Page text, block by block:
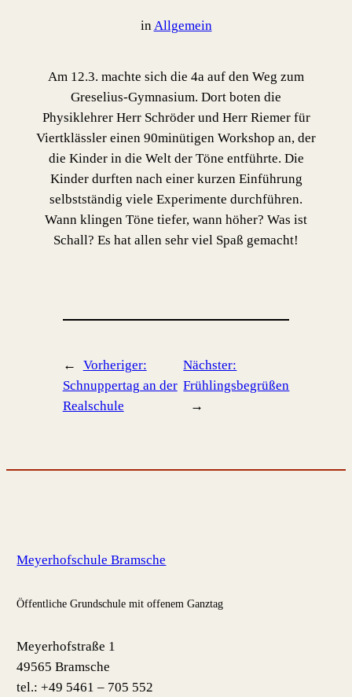
in Allgemein
Am 12.3. machte sich die 4a auf den Weg zum
Greselius-Gymnasium. Dort boten die
Physiklehrer Herr Schröder und Herr Riemer für
Viertklässler einen 90minütigen Workshop an, der
die Kinder in die Welt der Töne entführte. Die
Kinder durften nach einer kurzen Einführung
selbstständig viele Experimente durchführen.
Wann klingen Töne tiefer, wann höher? Was ist
Schall? Es hat allen sehr viel Spaß gemacht!
←
Vorheriger:
Schnuppertag an der
Realschule
Nächster:
Frühlingsbegrüßen
→
Meyerhofschule Bramsche
Öffentliche Grundschule mit offenem Ganztag
Meyerhofstraße 1
49565 Bramsche
tel.: +49 5461 – 705 552